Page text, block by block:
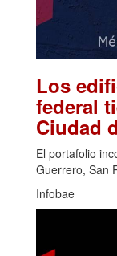
Los
federal
Ciudad
El portafolio
Guerrero, San
Infobae